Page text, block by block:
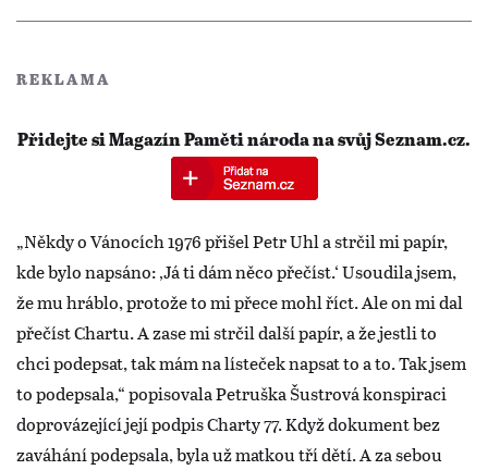
REKLAMA
Přidejte si Magazín Paměti národa na svůj Seznam.cz.
„Někdy o Vánocích 1976 přišel Petr Uhl a strčil mi papír,
kde bylo napsáno: ‚Já ti dám něco přečíst.‘ Usoudila jsem,
že mu hráblo, protože to mi přece mohl říct. Ale on mi dal
přečíst Chartu. A zase mi strčil další papír, a že jestli to
chci podepsat, tak mám na lísteček napsat to a to. Tak jsem
to podepsala,“ popisovala Petruška Šustrová konspiraci
doprovázející její podpis Charty 77. Když dokument bez
zaváhání podepsala, byla už matkou tří dětí. A za sebou